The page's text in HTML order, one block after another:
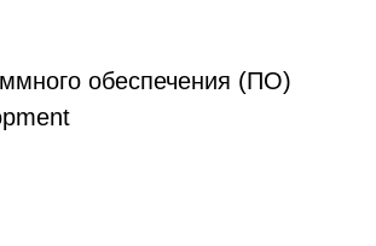
обеспечения (ПО)